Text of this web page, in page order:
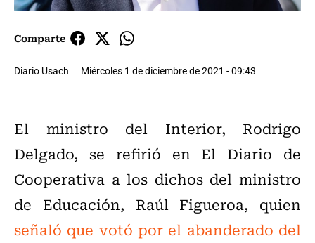
Comparte
Diario Usach Miércoles 1 de diciembre de 2021 - 09:43
El ministro del Interior, Rodrigo
Delgado, se refirió en El Diario de
Cooperativa a los dichos del ministro
de Educación, Raúl Figueroa, quien
señaló que votó por el abanderado del